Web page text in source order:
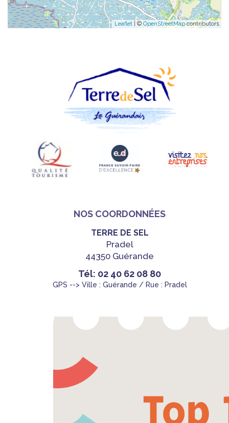
Leaflet | © OpenStreetMapcontributors
NOS COORDONNÉES
TERRE DE SEL
Pradel
44350 Guérande
Tél: 02 40 62 08 80
GPS --> Ville : Guérande / Rue : Pradel